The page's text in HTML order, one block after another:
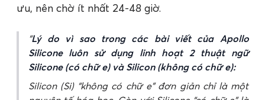
ưu, nên chờ ít nhất 24-48 giờ.
Lý do vì sao trong các bài viết của Apollo
Silicone luôn sử dụng linh hoạt 2 thuật ngữ
Silicone (có chữ e) và Silicon (không có chữ e):
Silicon (Si) “không có chữ e” đơn giản chỉ là một